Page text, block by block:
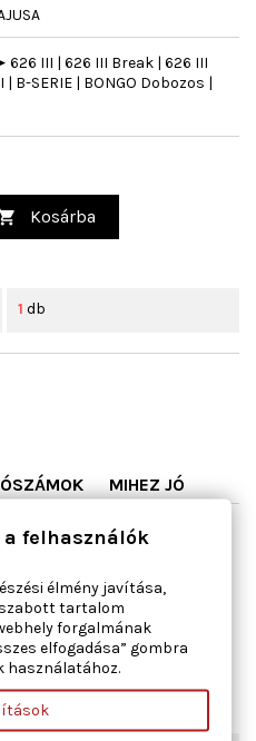
626 III | 626 III Break | 626 III
B-SERIE | BONGO Dobozos |
Kosárba
1 db
MIHEZ JÓ
felhasználók
élmény javítása,
szabott tartalom
forgalmának
elfogadása” gombra
használatához.